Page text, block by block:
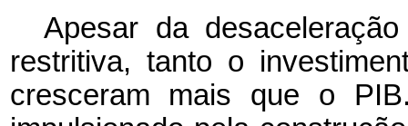
Apesar da
restritiva, tanto o
cresceram mais que o